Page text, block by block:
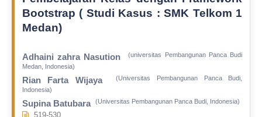
Bootstrap ( Studi Kasus : SMK Telkom 1
Medan)
Adhaini zahra Nasution
(universitas Pembangunan Panca Budi
Medan, Indonesia)
Rian Farta Wijaya
(Universitas Pembangunan Panca Budi,
Indonesia)
Supina Batubara (Universitas Pembangunan Panca Budi, Indonesia)
519-530